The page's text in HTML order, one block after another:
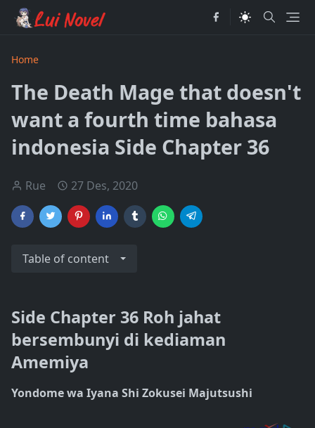
Home
The Death Mage that doesn't
want a fourth time bahasa
indonesia Side Chapter 36
Rue 27 Des, 2020
Table of content
Side Chapter 36 Roh jahat
bersembunyi di kediaman
Amemiya
Yondome wa Iyana Shi Zokusei Majutsushi